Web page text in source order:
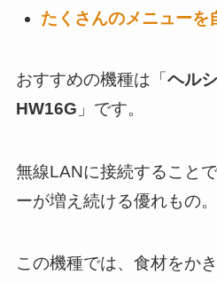
たくさんのメニューを
おすすめの機種は「 ヘル
HW16G 」です。
無線LANに接続すること
ーが増え続ける優れもの。
この機種では、食材をか